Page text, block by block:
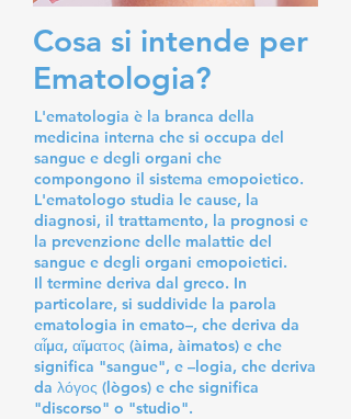
Cosa si intende per
Ematologia?
L'ematologia è la branca della
medicina interna che si occupa del
sangue e degli organi che
compongono il sistema emopoietico.
L'ematologo studia le cause, la
diagnosi, il trattamento, la prognosi e
la prevenzione delle malattie del
sangue e degli organi emopoietici.
Il termine deriva dal greco. In
particolare, si suddivide la parola
ematologia in emato–, che deriva da
αἶμα, αἴματος (àima, àimatos) e che
significa "sangue", e –logia, che deriva
da λόγος (lògos) e che significa
"discorso" o "studio".